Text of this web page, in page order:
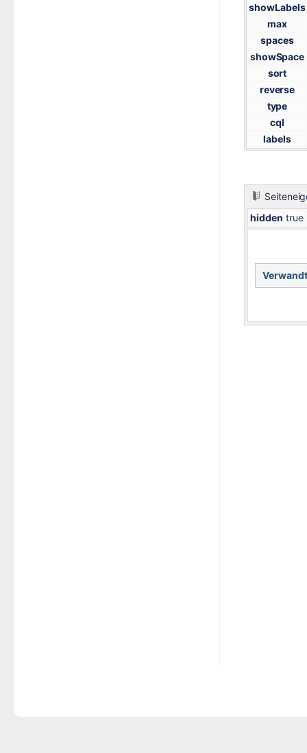
showLabels
max
spaces
showSpace
sort
reverse
type
cql
labels
hidden true